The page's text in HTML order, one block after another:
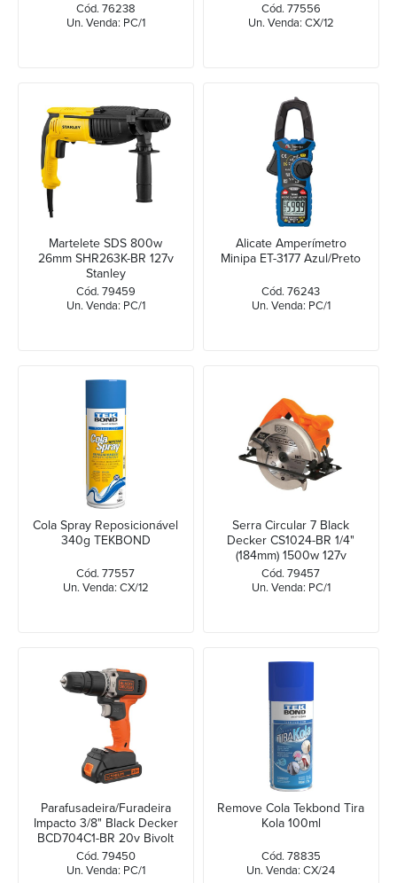
Cód. 76238
Un. Venda: PC/1
Cód. 77556
Un. Venda: CX/12
Martelete SDS 800w
26mm SHR263K-BR 127v
Stanley
Cód. 79459
Un. Venda: PC/1
Alicate Amperímetro
Minipa ET-3177 Azul/Preto
Cód. 76243
Un. Venda: PC/1
Cola Spray Reposicionável
340g TEKBOND
Cód. 77557
Un. Venda: CX/12
Serra Circular 7 Black
Decker CS1024-BR 1/4"
(184mm) 1500w 127v
Cód. 79457
Un. Venda: PC/1
Parafusadeira/Furadeira
Impacto 3/8" Black Decker
BCD704C1-BR 20v Bivolt
Cód. 79450
Un. Venda: PC/1
Remove Cola Tekbond Tira
Kola 100ml
Cód. 78835
Un. Venda: CX/24